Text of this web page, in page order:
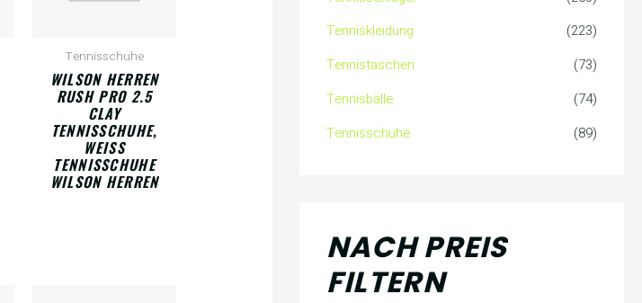
Tennisschuhe
WILSON HERREN
RUSH PRO 2.5
CLAY
TENNISSCHUHE,
WEISS T
ENNISSCHUHE W
ILSON HERREN
c
h
:
Tenniskleidung
(223)
Tennistaschen
(73)
Tennisbälle
(74)
Tennisschuhe
(89)
NACH PREIS
FILTERN